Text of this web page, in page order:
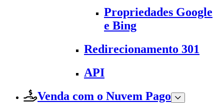
Propriedades Google
e Bing
Redirecionamento 301
API
Venda com o Nuvem Pago